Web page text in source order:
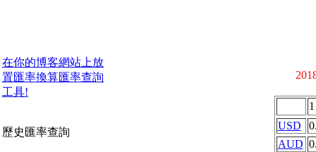
在你的博客網站上放
置匯率換算匯率查詢
工具!
歷史匯率查詢
USD
AUD